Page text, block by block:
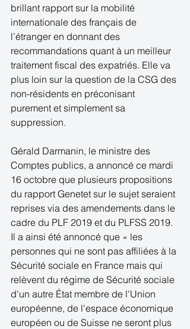
brillant rapport sur la mobilité
internationale des français de
l’étranger en donnant des
recommandations quant à un meilleur
traitement fiscal des expatriés. Elle va
plus loin sur la question de la CSG des
non-résidents en préconisant
purement et simplement sa
suppression.
Gérald Darmanin, le ministre des
Comptes publics, a annoncé ce mardi
16 octobre que plusieurs propositions
du rapport Genetet sur le sujet seraient
reprises via des amendements dans le
cadre du PLF 2019 et du PLFSS 2019.
Il a ainsi été annoncé que « les
personnes qui ne sont pas affiliées à la
Sécurité sociale en France mais qui
relèvent du régime de Sécurité sociale
d'un autre État membre de l'Union
européenne, de l'espace économique
européen ou de Suisse ne seront plus